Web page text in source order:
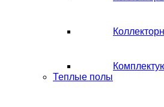
Теплые полы